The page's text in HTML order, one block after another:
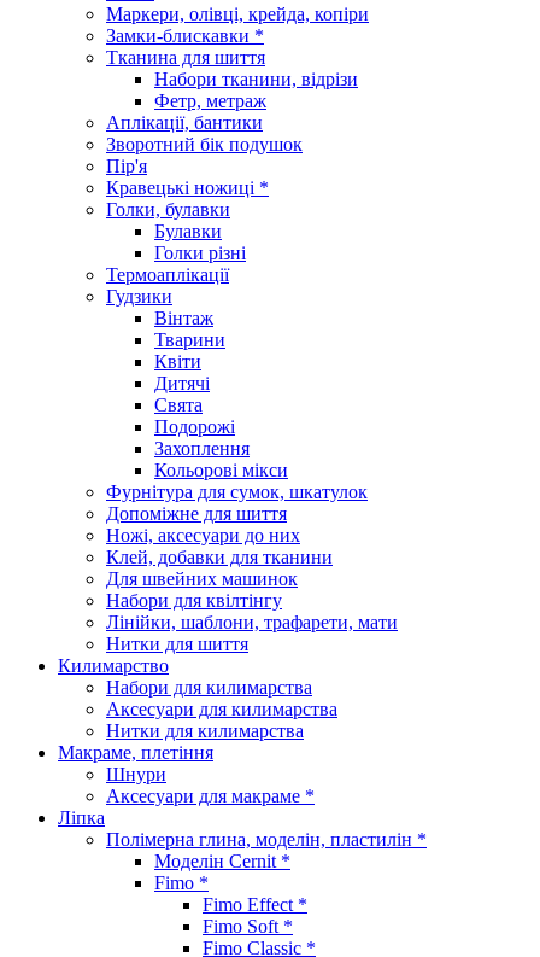
Маркери, олівці, крейда, копіри
Замки-блискавки *
Тканина для шиття
Набори тканини, відрізи
Фетр, метраж
Аплікації, бантики
Зворотний бік подушок
Пір'я
Кравецькі ножиці *
Голки, булавки
Булавки
Голки різні
Термоаплікації
Гудзики
Вінтаж
Тварини
Квіти
Дитячі
Свята
Подорожі
Захоплення
Кольорові мікси
Фурнітура для сумок, шкатулок
Допоміжне для шиття
Ножі, аксесуари до них
Клей, добавки для тканини
Для швейних машинок
Набори для квілтінгу
Лінійки, шаблони, трафарети, мати
Нитки для шиття
Килимарство
Набори для килимарства
Аксесуари для килимарства
Нитки для килимарства
Макраме, плетіння
Шнури
Аксесуари для макраме *
Ліпка
Полімерна глина, моделін, пластилін *
Моделін Cernit *
Fimo *
Fimo Effect *
Fimo Soft *
Fimo Classic *